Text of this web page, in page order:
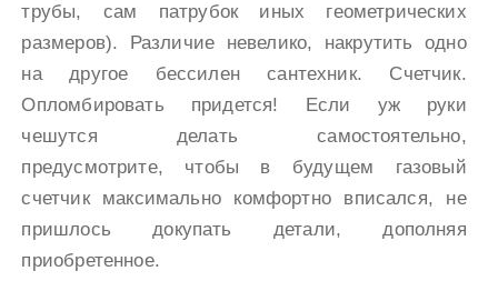
трубы, сам патрубок иных геометрических
размеров). Различие невелико, накрутить одно
на другое бессилен сантехник. Счетчик.
Опломбировать придется! Если уж руки
чешутся делать самостоятельно,
предусмотрите, чтобы в будущем газовый
счетчик максимально комфортно вписался, не
пришлось докупать детали, дополняя
приобретенное.